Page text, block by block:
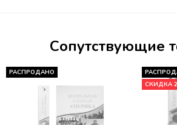
Сопутствующие
РАСПРОДАНО
СКИДКА